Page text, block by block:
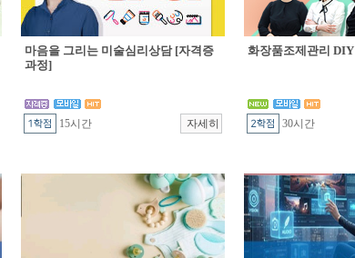
마음을 그리는 미술심리상담 [자격증
과정]
15시간
화장품조제관리 DIY
30시간